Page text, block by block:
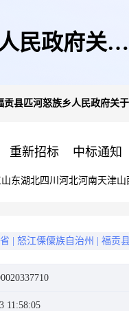
民政府关于
贡县匹河怒族乡人民政府关
重新招标 中标通知
山东湖北四川 河北河南天津山
怒江傈僳族自治州 福贡
11:58:05